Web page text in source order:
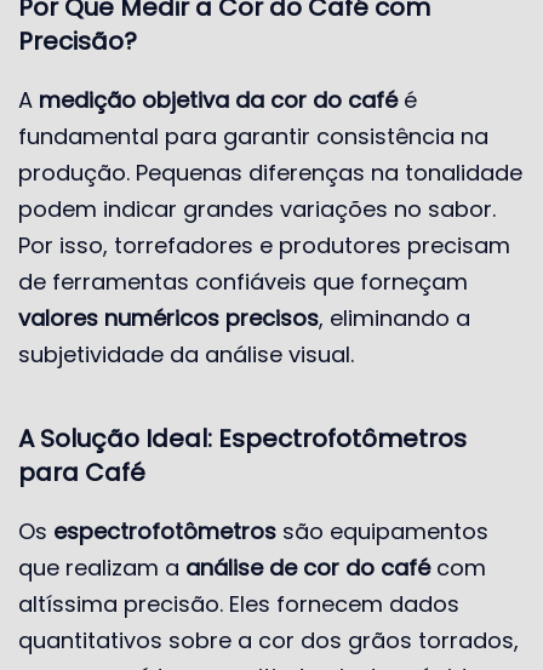
Por Que Medir a Cor do Café com
Precisão?
A medição objetiva da cor do caféé
fundamental para garantir consistência na
produção. Pequenas diferenças na tonalidade
podem indicar grandes variações no sabor.
Por isso, torrefadores e produtores precisam
de ferramentas confiáveis que forneçam
valores numéricos precisos, eliminando a
subjetividade da análise visual.
A Solução Ideal: Espectrofotômetros
para Café
Os espectrofotômetros são equipamentos
que realizam a análise de cor do cafécom
altíssima precisão. Eles fornecem dados
quantitativos sobre a cor dos grãos torrados,